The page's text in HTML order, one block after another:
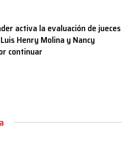
activa la evaluación de jueces
Henry Molina y Nancy
continuar